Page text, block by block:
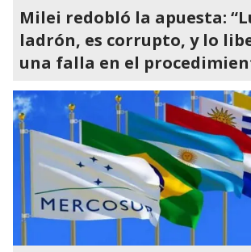
Milei redobló la apuesta:
ladrón, es corrupto, y lo
una falla en el